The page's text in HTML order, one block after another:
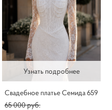
Узнать подробнее
Свадебное платье Семида 659
65 000 pуб.